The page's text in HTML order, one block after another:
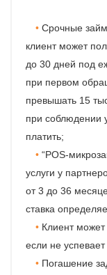
Срочные
клиент может
до 30 дней под
при первом
превышать 15
при соблюдении
платить;
“POS-
услуги у
от 3 до 36
ставка
Клиент может
если не
Погашение